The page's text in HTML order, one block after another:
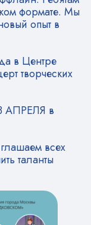
формате. Мы
опыт в
в Центре
творческих
АПРЕЛЯ в
всех
таланты